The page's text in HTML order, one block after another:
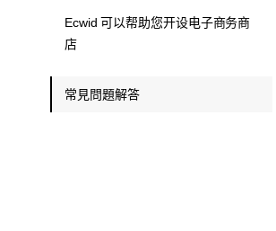
Ecwid 可以帮助您开设电子商务商
店
常見問題解答